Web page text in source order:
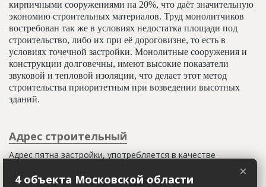
кирпичными сооружениями на 20%, что даёт значительную
экономию строительных материалов. Труд монолитчиков
востребован так же в условиях недостатка площади под
строительство, либо их при её дороговизне, то есть в
условиях точечной застройки. Монолитные сооружения и
конструкции долговечны, имеют высокие показатели
звуковой и тепловой изоляции, что делает этот метод
строительства приоритетным при возведении высотных
зданий.
Адрес строительный
Адрес пятна застройки, употребляется в качестве
официального адреса дома до окончания строительства,
когда дому присваивают почтовый адрес. Строительный ×
4 объекта Московской области